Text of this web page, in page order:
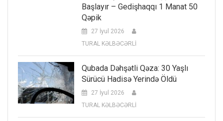
Başlayır – Gedişhaqqı 1 Manat 50
Qəpik
27 İyul 2026
TURAL KƏLBƏCƏRLİ
Qubada Dəhşətli Qəza: 30 Yaşlı
Sürücü Hadisə Yerində Öldü
27 İyul 2026
TURAL KƏLBƏCƏRLİ